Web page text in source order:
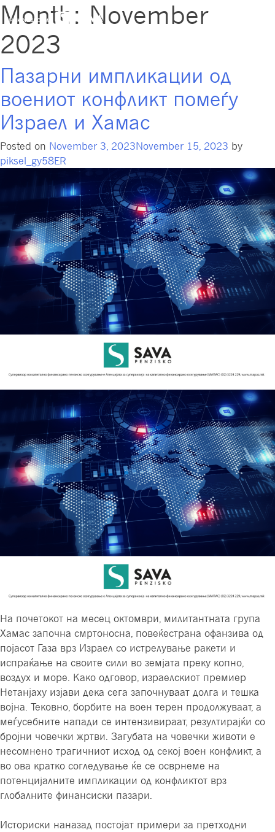
Month: November
2023
Пазарни импликации од
воениот конфликт помеѓу
Израел и Хамас
Posted on November 3, 2023November 15, 2023 by
piksel_gy58ER
На почетокот на месец октомври, милитантната група
Хамас започна смртоносна, повеќестрана офанзива од
појасот Газа врз Израел со истрелување ракети и
испраќање на своите сили во земјата преку копно,
воздух и море. Како одговор, израелскиот премиер
Нетанјаху изјави дека сега започнуваат долга и тешка
војна. Тековно, борбите на воен терен продолжуваат, а
меѓусебните напади се интензивираат, резултирајќи со
бројни човечки жртви. Загубата на човечки животи е
несомнено трагичниот исход од секој воен конфликт, а
во ова кратко согледување ќе се осврнеме на
потенцијалните импликации од конфликтот врз
глобалните финансиски пазари.
Историски наназад постојат примери за претходни